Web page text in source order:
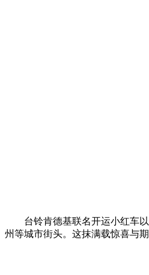
台铃肯德基联名开运小红车
州等城市街头。这抹满载惊喜与